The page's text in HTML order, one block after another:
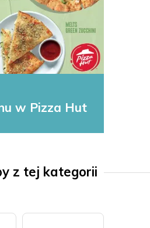
w Pizza Hut
z tej kategorii